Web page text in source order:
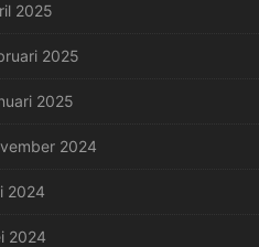
2025
2025
2025
2024
2024
2024